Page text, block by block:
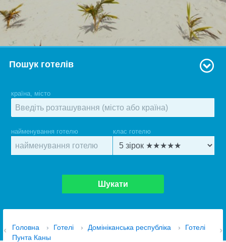
Пошук готелів
країна, місто
найменування готелю клас готелю
Шукати
Головна › Готелі › Домініканська республіка ›
Готелі
Пунта Каны